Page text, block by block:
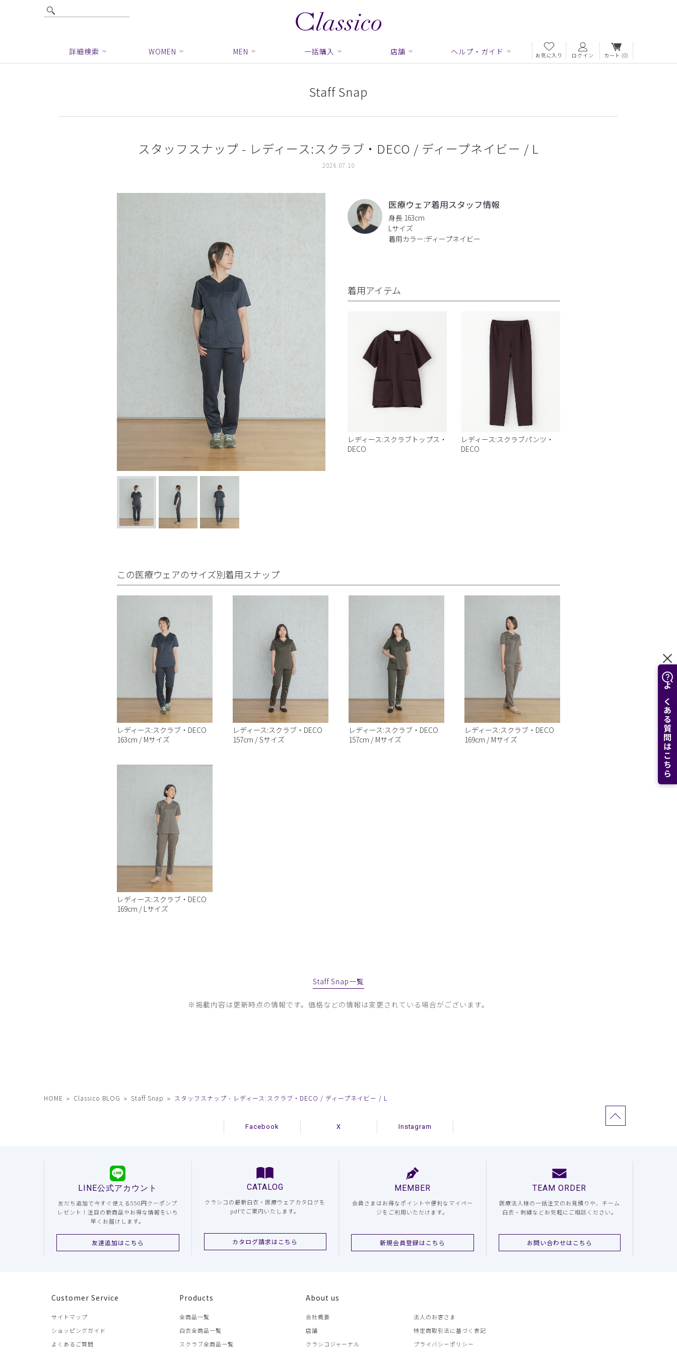
よくある質問はこちら
詳細検索 WOMEN MEN 一括購入 店舗 ヘルプ・ガイド お気に入り ログイン カート (0)
Staff Snap
スタッフスナップ - レディース:スクラブ・DECO / ディープネイビー / L
2026.07.10
医療ウェア着用スタッフ情報
身長 163cm
Lサイズ
着用カラー:ディープネイビー
着用アイテム
レディース:スクラブトップス・
DECO
レディース:スクラブパンツ・
DECO
この医療ウェアのサイズ別着用スナップ
レディース:スクラブ・DECO
163cm / Mサイズ
レディース:スクラブ・DECO
157cm / Sサイズ
レディース:スクラブ・DECO
157cm / Mサイズ
レディース:スクラブ・DECO
169cm / Mサイズ
レディース:スクラブ・DECO
169cm / Lサイズ
Staff Snap一覧
※掲載内容は更新時点の情報です。価格などの情報は変更されている場合がございます。
HOME Classico BLOG Staff Snap スタッフスナップ - レディース:スクラブ・DECO / ディープネイビー / L
Facebook X Instagram
LINE公式アカウント
友だち追加で今すぐ使える550円クーポンプ
レゼント！注目の新商品やお得な情報をいち
早くお届けします。
友達追加はこちら
CATALOG
クラシコの最新白衣・医療ウェアカタログを
pdfでご案内いたします。
カタログ請求はこちら
MEMBER
会員さまはお得なポイントや便利なマイペー
ジをご利用いただけます。
新規会員登録はこちら
TEAM ORDER
医療法人様の一括注文のお見積りや、チーム
白衣・刺繍などお気軽にご相談ください。
お問い合わせはこちら
Customer Service
サイトマップ
ショッピングガイド
よくあるご質問
Products
全商品一覧
白衣全商品一覧
スクラブ全商品一覧
About us
会社概要
店舗
クラシコジャーナル
法人のお客さま
特定商取引法に基づく表記
プライバシーポリシー